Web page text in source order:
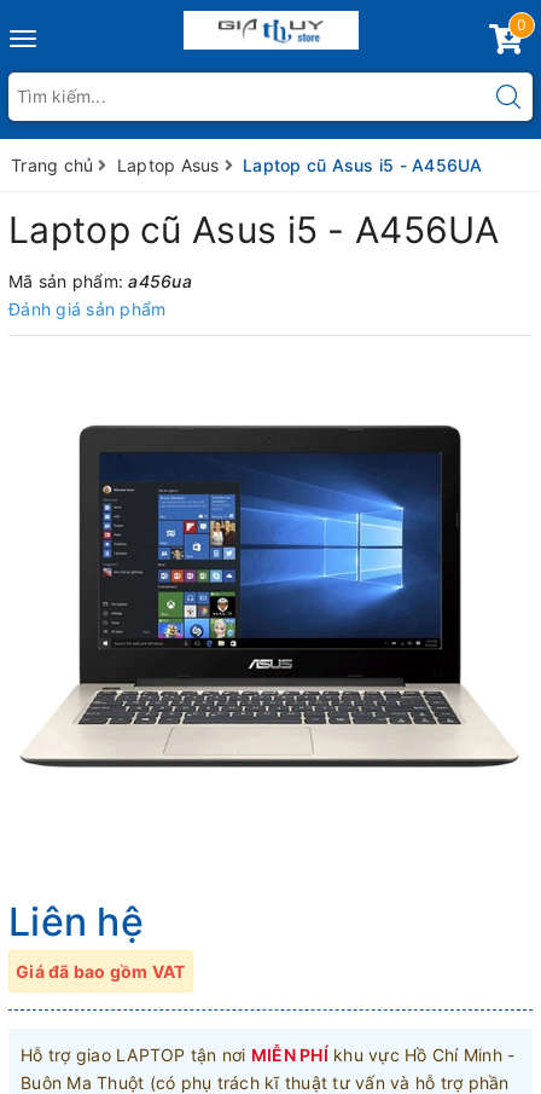
Toggle
0
Trang chủ Laptop Asus Laptop cũ Asus i5 - A456UA
Laptop cũ Asus i5 - A456UA
Mã sản phẩm:a456ua
Đánh giá sản phẩm
Liên hệ
Giá đã bao gồm VAT
Hỗ trợ giao LAPTOP tận nơi MIỄN PHÍ khu vực Hồ Chí Minh -
Buôn Ma Thuột (có phụ trách kĩ thuật tư vấn và hỗ trợ phần